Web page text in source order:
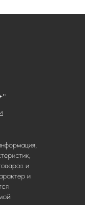
и
и